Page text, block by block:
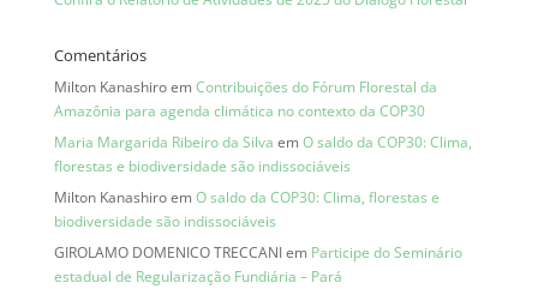
Comentários
Milton Kanashiroem Contribuições do Fórum Florestal da
Amazônia para agenda climática no contexto da COP30
Maria Margarida Ribeiro da Silva em O saldo da COP30: Clima,
florestas e biodiversidade são indissociáveis
Milton Kanashiroem O saldo da COP30: Clima, florestas e
biodiversidade são indissociáveis
GIROLAMO DOMENICO TRECCANIem Participe do Seminário
estadual de Regularização Fundiária – Pará